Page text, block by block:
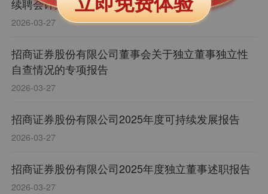
续聘会计师事务所公告
2026-03-27
招商证券股份有限公司董事会关于独立董事独立性
自查情况的专项报告
2026-03-27
招商证券股份有限公司2025年度可持续发展报告
2026-03-27
招商证券股份有限公司2025年度独立董事述职报告
2026-03-27